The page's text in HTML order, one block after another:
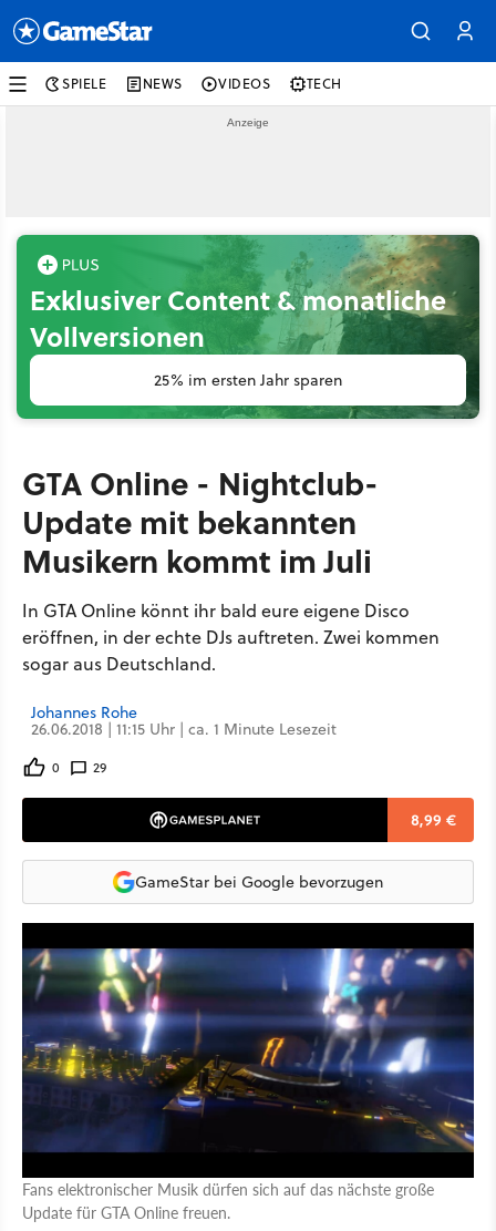
SPIELE NEWS VIDEOS TECH
Exklusiver Content & monatliche
Vollversionen
25% im ersten Jahr sparen
GTA Online - Nightclub-
Update mit bekannten
Musikern kommt im Juli
In GTA Online könnt ihr bald eure eigene Disco
eröffnen, in der echte DJs auftreten. Zwei kommen
sogar aus Deutschland.
Johannes Rohe
26.06.2018 | 11:15 Uhr | ca. 1 Minute Lesezeit
0 29
8,99 €
GameStar bei Google bevorzugen
Fans elektronischer Musik dürfen sich auf das nächste große
Update für GTA Online freuen.